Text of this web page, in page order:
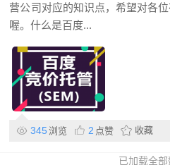
营公司对应的知识点，希望对各
喔。什么是百度...
345 浏览 2 点赞 收藏
已加载全部